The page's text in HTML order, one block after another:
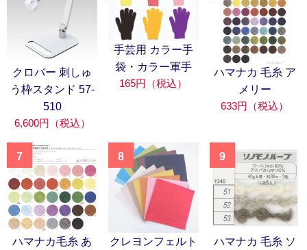
クロバー 刺しゅ
う枠スタンド 57-
510
6,600円（税込）
手芸用 カラー手
袋・カラー軍手
165円（税込）
ハマナカ 毛糸 ア
メリー
633円（税込）
7
ハマナカ毛糸 あ
8
クレヨンフェルト
9
ハマナカ 毛糸 ソ